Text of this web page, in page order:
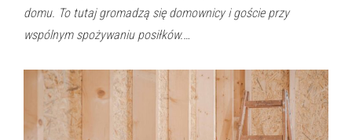
domu. To tutaj gromadzą się domownicy i goście przy
wspólnym spożywaniu posiłków.…